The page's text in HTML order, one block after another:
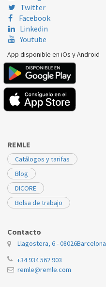
Twitter
Facebook
Linkedin
Youtube
App disponible en iOs y Android
REMLE
Catálogos y tarifas
Blog
DICORE
Bolsa de trabajo
Contacto
Llagostera, 6 - 08026Barcelona
+34 934 562 903
remle@remle.com